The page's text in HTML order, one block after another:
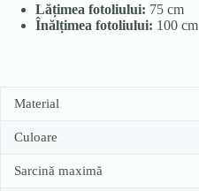
Lățimea fotoliului: 75 cm
Înălțimea fotoliului: 100 cm
Material
Culoare
Sarcină maximă